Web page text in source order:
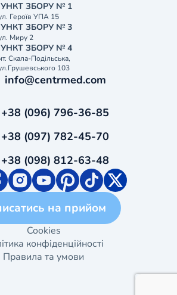
ЗБОРУ № 1
Героїв УПА 15
ЗБОРУ № 3
Миру 2
ЗБОРУ № 4
Скала-Подільська,
103
info@centrmed.com
+38 (096) 796-36-85
+38 (097) 782-45-70
+38 (098) 812-63-48
на прийом
Cookies
конфіденційності
Правила та умови